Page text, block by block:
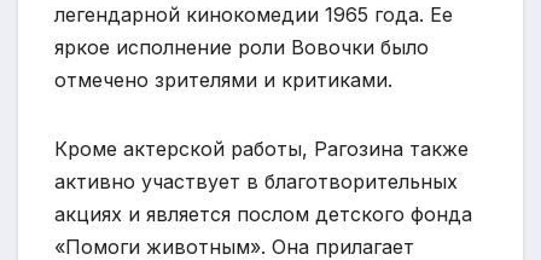
легендарной кинокомедии 1965 года. Ее
яркое исполнение роли Вовочки было
отмечено зрителями и критиками.
Кроме актерской работы, Рагозина также
активно участвует в благотворительных
акциях и является послом детского фонда
«Помоги животным». Она прилагает